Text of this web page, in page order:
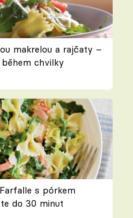
makrelou a rajčaty –
chvilky
s pórkem
do 30 minut